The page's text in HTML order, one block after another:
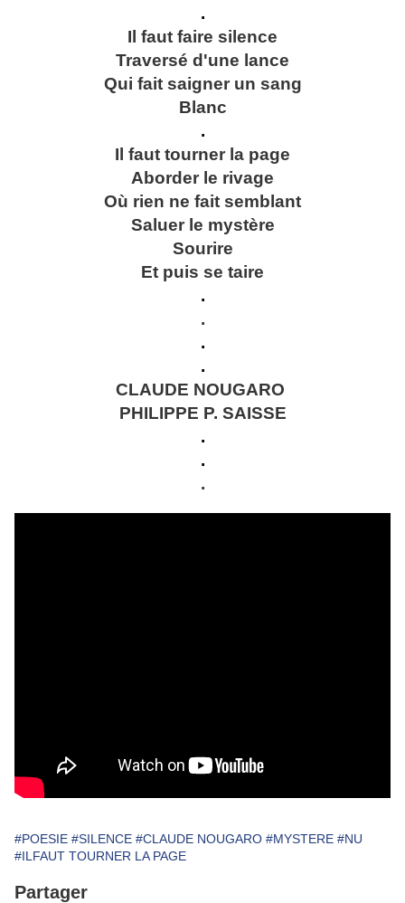
.
Il faut faire silence
Traversé d'une lance
Qui fait saigner un sang
Blanc
.
Il faut tourner la page
Aborder le rivage
Où rien ne fait semblant
Saluer le mystère
Sourire
Et puis se taire
.
.
.
.
CLAUDE NOUGARO
PHILIPPE P. SAISSE
.
.
.
#POESIE #SILENCE #CLAUDE NOUGARO #MYSTERE #NU
#ILFAUT TOURNER LA PAGE
Partager